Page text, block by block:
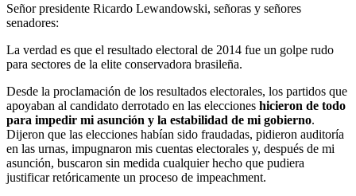
Señor presidente Ricardo Lewandowski, señoras y señores
senadores:
La verdad es que el resultado electoral de 2014 fue un golpe rudo
para sectores de la elite conservadora brasileña.
Desde la proclamación de los resultados electorales, los partidos que
apoyaban al candidato derrotado en las elecciones hicieron de todo
para impedir mi asunción y la estabilidad de mi gobierno.
Dijeron que las elecciones habían sido fraudadas, pidieron auditoría
en las urnas, impugnaron mis cuentas electorales y, después de mi
asunción, buscaron sin medida cualquier hecho que pudiera
justificar retóricamente un proceso de impeachment.